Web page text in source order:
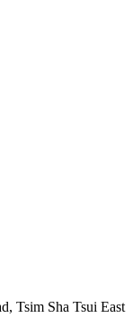
Tsim Sha Tsui East